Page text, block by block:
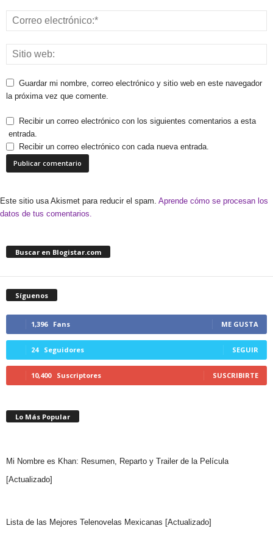
Guardar mi nombre, correo electrónico y sitio web en este navegador
la próxima vez que comente.
Recibir un correo electrónico con los siguientes comentarios a esta
entrada.
Recibir un correo electrónico con cada nueva entrada.
Este sitio usa Akismet para reducir el spam. Aprende cómo se procesan los
datos de tus comentarios.
Buscar en Blogistar.com
Síguenos
1,396 Fans ME GUSTA
24 Seguidores SEGUIR
10,400 Suscriptores SUSCRIBIRTE
Lo Más Popular
Mi Nombre es Khan: Resumen, Reparto y Trailer de la Película
[Actualizado]
Lista de las Mejores Telenovelas Mexicanas [Actualizado]